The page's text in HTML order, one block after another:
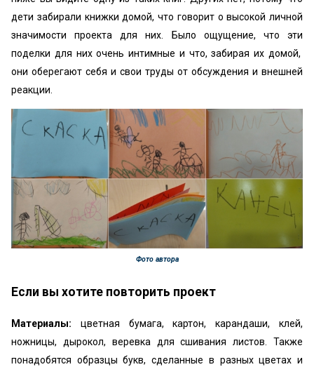
дети забирали книжки домой, что говорит о высокой личной
значимости проекта для них. Было ощущение, что эти
поделки для них очень интимные и что, забирая их домой,
они оберегают себя и свои труды от обсуждения и внешней
реакции.
Фото автора
Если вы хотите повторить проект
Материалы: цветная бумага, картон, карандаши, клей,
ножницы, дырокол, веревка для сшивания листов. Также
понадобятся образцы букв, сделанные в разных цветах и